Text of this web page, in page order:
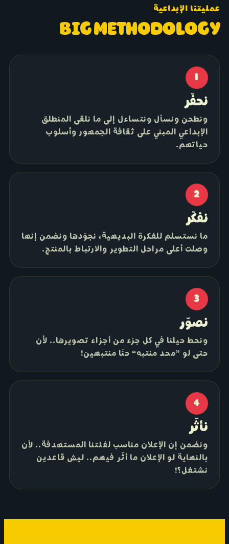
عمليتنا الإبداعية
BIG METHODOLOGY
1
نحفّر
ونطحن ونسأل ونتساءل إلى ما نلقى المنطلق
الإبداعي المبني على ثقافة الجمهور وأسلوب
حياتهم.
2
نفكّر
ما نستسلم للفكرة البديهية، نجوّدها ونضمن إنها
وصلت أعلى مراحل التطوير والارتباط بالمنتج.
3
نصوّر
ونحط حيلنا في كل جزء من أجزاء تصويرها.. لأن
حتى لو ”محد منتبه“ حنّا منتبهين!
4
نأثّر
ونضمن إن الإعلان مناسب لفئتنا المستهدفة.. لأن
بالنهاية لو الإعلان ما أثّر فيهم.. ليش قاعدين
نشتغل؟!